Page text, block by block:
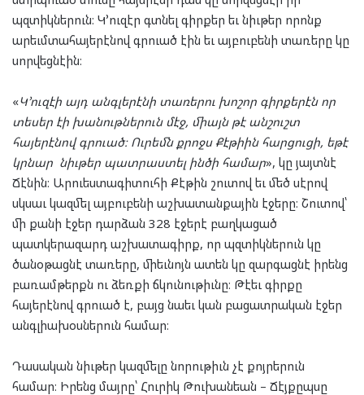
պզտիկներուն։ Կ՚ուզէր գտնել գիրքեր եւ նիւթեր որոնք
արեւմտահայերէնով գրուած էին եւ այբուբենի տառերը կը
սորվեցնէին։
«Կ՚ուզէի այդ անգլերէնի տառերու խոշոր գիրքերէն որ
տեսեր էի խանութներուն մէջ, ﬕայն թէ անշուշտ
հայերէնով գրուած։ Ուրեﬓ քրոջս Քէթիին հարցուցի, եթէ
կրնար նիւթեր պատրաստել ինծի համար», կը յայտնէ
Ճէնին։ Արուեստագիտուհի Քէթին շուտով եւ մեծ սէրով
սկսաւ կազﬔլ այբուբենի աշխատանքային էջերը։ Շուտով՝
ﬕ քանի էջեր դարձան 328 էջերէ բաղկացած
պատկերազարդ աշխատագիրք, որ պզտիկներուն կը
ծանօթացնէ տառերը, ﬕեւնոյն ատեն կը զարգացնէ իրենց
բառամթերքն ու ձեռքի ճկունութիւնը։ Թէեւ գիրքը
հայերէնով գրուած է, բայց նաեւ կան բացատրական էջեր
անգլիախօսներուն համար։
Դասական նիւթեր կազﬔլը նորութիւն չէ քոյրերուն
համար։ Իրենց մայրը՝ Հուրիկ Թուխանեան – Ճէյքըպսը